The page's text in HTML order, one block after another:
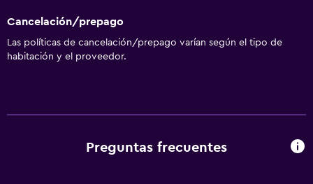
Cancelación/prepago
Las políticas de cancelación/prepago varían según el tipo de
habitación y el proveedor.
Preguntas frecuentes